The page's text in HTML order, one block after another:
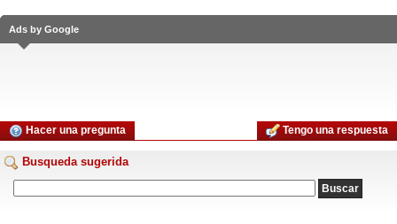
Ads by Google
Hacer una pregunta Tengo una respuesta
Busqueda sugerida